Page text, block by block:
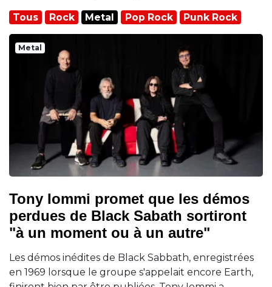
Tous Rock Metal Pop Rock Punk Rock
Metal
Tony Iommi promet que les démos
perdues de Black Sabath sortiront
"à un moment ou à un autre"
Les démos inédites de Black Sabbath, enregistrées
en 1969 lorsque le groupe s'appelait encore Earth,